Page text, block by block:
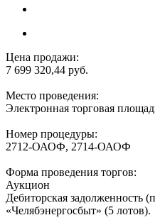
Цена продажи:
7 699 320,44 руб.
Место проведения:
Электронная торговая
Номер процедуры:
2712-ОАОФ, 2714-ОАОФ
Форма проведения торгов:
Аукцион
Дебиторская задолженность
«Челябэнергосбыт» (5 лотов).